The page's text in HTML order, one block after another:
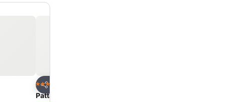
シェア
3 ホテルのランク
Pattana House